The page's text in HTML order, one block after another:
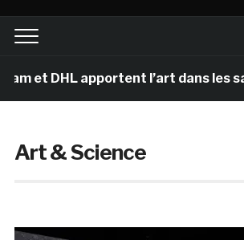
apportent l’art dans les salles de
Art & Science